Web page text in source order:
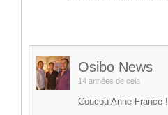
Osibo News
14 années de cela
Coucou Anne-France